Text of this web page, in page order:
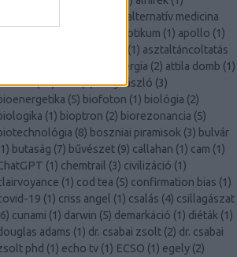
alternatív medicina
antibiotikum (1) apollo (1)
(1) asztaltáncoltatás
atomenergia (2) attila domb (1)
(14)aura(2)béky lászló (3)
(5) biofoton (1) biológia (2)
(1) bioptron (2) biorezonancia (5)
(8) boszniai piramisok (3) bulvár
1) butaság (7) bűvészet (9) callahan (1) cam (1)
(1) chemtrail (3) civilizáció (1)
(1) cod tea (5) confirmation bias (1)
19 (1) criss angel (1) csalás (4) csillagászat
6) cunami (1) darwin (5) demarkáció (1) diéták (1)
adams (1) dr. csabai zsolt (2) dr. csabai
phd (1) echo tv (1) ECSO (1) egely (2)